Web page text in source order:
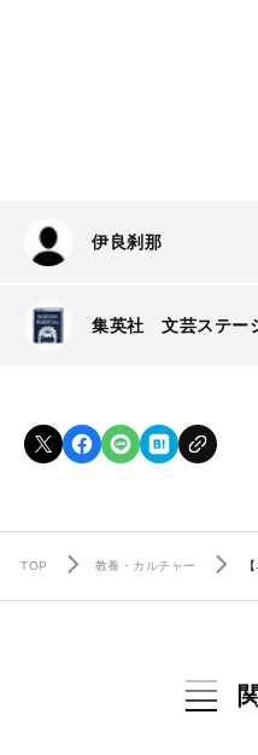
伊良刹那
集英社 文芸ステー
TOP 教養・カルチャー